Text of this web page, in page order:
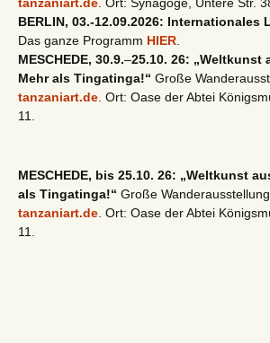
BERLIN, 03.-12.09.2026: Internationales
Das ganze Programm HIER
MESCHEDE, 30.9.–25.10. 26: „Weltkunst
Mehr als Tingatinga!“ Große
tanzaniart.de . Ort: Oase der Abtei
11.
MESCHEDE, bis 25.10. 26: „Weltkunst
als Tingatinga!“ Große
tanzaniart.de . Ort: Oase der Abtei
11.